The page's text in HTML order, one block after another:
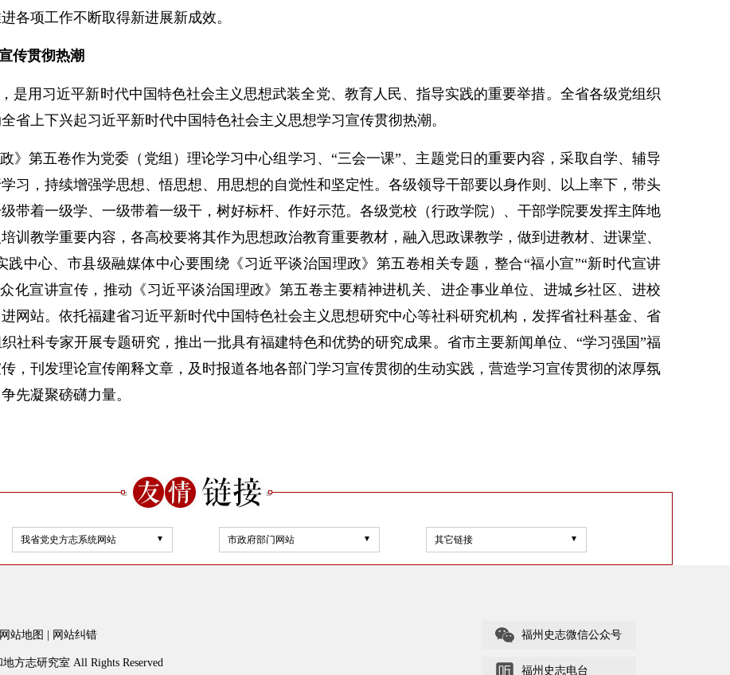
各项工作不断取得新进展新成效。
传贯彻热潮
是用习近平新时代中国特色社会主义思想武装全党、教育人民、指导实践的重要举措。全省各级党组织
省上下兴起习近平新时代中国特色社会主义思想学习宣传贯彻热潮。
》第五卷作为党委（党组）理论学习中心组学习、“三会一课”、主题党日的重要内容，采取自学、辅导
习，持续增强学思想、悟思想、用思想的自觉性和坚定性。各级领导干部要以身作则、以上率下，带头
带着一级学、一级带着一级干，树好标杆、作好示范。各级党校（行政学院）、干部学院要发挥主阵地
训教学重要内容，各高校要将其作为思想政治教育重要教材，融入思政课教学，做到进教材、进课堂、
中心、市县级融媒体中心要围绕《习近平谈治国理政》第五卷相关专题，整合“福小宣”“新时代宣讲
化宣讲宣传，推动《习近平谈治国理政》第五卷主要精神进机关、进企事业单位、进城乡社区、进校
网站。依托福建省习近平新时代中国特色社会主义思想研究中心等社科研究机构，发挥省社科基金、省
社科专家开展专题研究，推出一批具有福建特色和优势的研究成果。省市主要新闻单位、“学习强国”福
，刊发理论宣传阐释文章，及时报道各地各部门学习宣传贯彻的生动实践，营造学习宣传贯彻的浓厚氛
先凝聚磅礴力量。
我省党史方志系统网站 市政府部门网站 其它链接
网站地图 网站纠错
方志研究室 All Rights Reserved
福州史志微信公众号
福州史志电台